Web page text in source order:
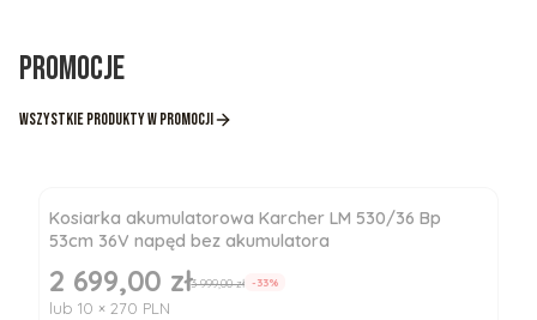
Promocje
Wszystkie produkty w promocji
Kosiarka akumulatorowa Karcher LM 530/36 Bp
53cm 36V napęd bez akumulatora
Cena promocyjna
2 699,00 zł3 999,00 zł -33%
lub 10 × 270 PLN